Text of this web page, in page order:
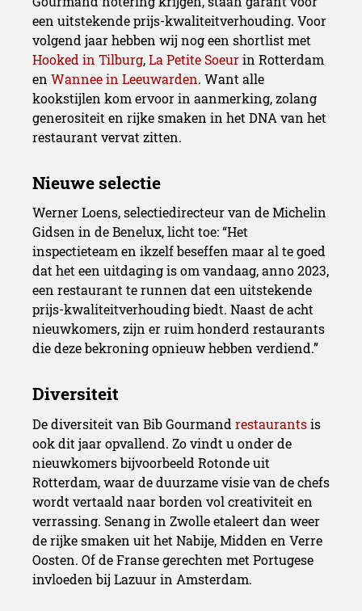
een uitstekende prijs-kwaliteitverhouding. Voor
volgend jaar hebben wij nog een shortlist met
Hooked in Tilburg,La Petite Soeurin Rotterdam
en Wannee in Leeuwarden. Want alle
kookstijlen kom ervoor in aanmerking, zolang
generositeit en rijke smaken in het DNA van het
restaurant vervat zitten.
Werner Loens, selectiedirecteur van de Michelin
Gidsen in de Benelux, licht toe: “Het
inspectieteam en ikzelf beseffen maar al te goed
dat het een uitdaging is om vandaag, anno 2023,
een restaurant te runnen dat een uitstekende
prijs-kwaliteitverhouding biedt. Naast de acht
nieuwkomers, zijn er ruim honderd restaurants
die deze bekroning opnieuw hebben verdiend.”
De diversiteit van Bib Gourmand restaurantsis
ook dit jaar opvallend. Zo vindt u onder de
nieuwkomers bijvoorbeeld Rotonde uit
Rotterdam, waar de duurzame visie van de chefs
wordt vertaald naar borden vol creativiteit en
verrassing. Senang in Zwolle etaleert dan weer
de rijke smaken uit het Nabije, Midden en Verre
Oosten. Of de Franse gerechten met Portugese
invloeden bij Lazuur in Amsterdam.